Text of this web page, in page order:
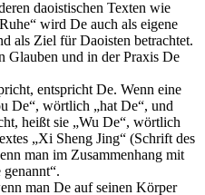
daoistischen Texten wie
wird De auch als eigene
als Ziel für Daoisten betrachtet.
Glauben und in der Praxis De
entspricht De. Wenn eine
De“, wörtlich „hat De“, und
heißt sie „Wu De“, wörtlich
„Xi Sheng Jing“ (Schrift des
man im Zusammenhang mit
man De auf seinen Körper